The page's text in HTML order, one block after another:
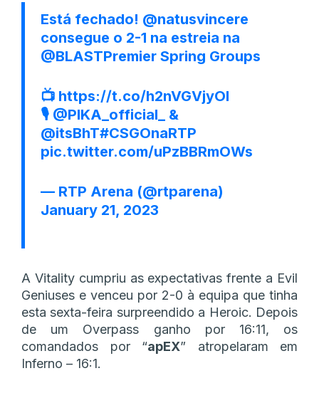
Está fechado! @natusvincere
consegue o 2-1 na estreia na
@BLASTPremier Spring Groups
📺 https://t.co/h2nVGVjyOI
🎙️ @PIKA_official_
&
@itsBhT#CSGOnaRTP
pic.twitter.com/uPzBBRmOWs
— RTP Arena (@rtparena)
January 21, 2023
A Vitality cumpriu as expectativas frente a Evil
Geniuses e venceu por 2-0 à equipa que tinha
esta sexta-feira surpreendido a Heroic. Depois
de um Overpass ganho por 16:11, os
comandados por “apEX” atropelaram em
Inferno – 16:1.